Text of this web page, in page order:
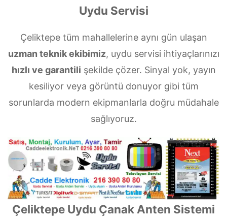
Uydu Servisi
Çeliktepe tüm mahallelerine aynı gün ulaşan
uzman teknik ekibimiz, uydu servisi ihtiyaçlarınızı
hızlı ve garantili şekilde çözer. Sinyal yok, yayın
kesiliyor veya görüntü donuyor gibi tüm
sorunlarda modern ekipmanlarla doğru müdahale
sağlıyoruz.
Çeliktepe Uydu Çanak Anten Sistemi